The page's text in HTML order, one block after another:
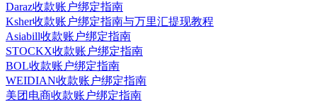
Daraz收款账户绑定指南
Ksher收款账户绑定指南与万里汇提现教程
Asiabill收款账户绑定指南
STOCKX收款账户绑定指南
BOL收款账户绑定指南
WEIDIAN收款账户绑定指南
美团电商收款账户绑定指南